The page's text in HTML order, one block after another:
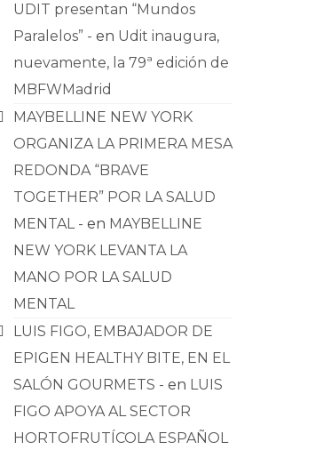
UDIT presentan “Mundos
Paralelos” - en Udit inaugura,
nuevamente, la 79ª edición de
MBFWMadrid
MAYBELLINE NEW YORK
ORGANIZA LA PRIMERA MESA
REDONDA “BRAVE
TOGETHER” POR LA SALUD
MENTAL - en MAYBELLINE
NEW YORK LEVANTA LA
MANO POR LA SALUD
MENTAL
LUIS FIGO, EMBAJADOR DE
EPIGEN HEALTHY BITE, EN EL
SALÓN GOURMETS - en LUIS
FIGO APOYA AL SECTOR
HORTOFRUTÍCOLA ESPAÑOL